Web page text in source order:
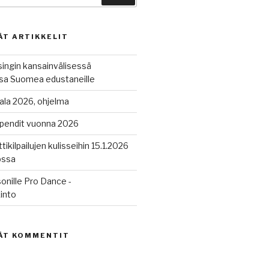
ARTIKKELIT
kansainvälisessä
Suomea edustaneille
2026, ohjelma
vuonna 2026
kulisseihin 15.1.2026
Pro Dance -
KOMMENTIT